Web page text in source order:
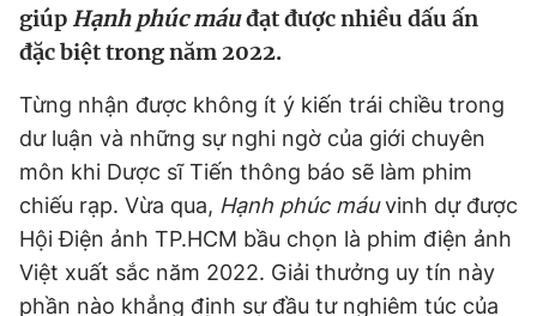
Sản phẩm khác
Tiện ích Bạn cần biết
Thông tin tòa soạn Liên hệ quảng cáo
giúp Hạnh phúc máuđạt được nhiều dấu ấn
đặc biệt trong năm 2022.
Từng nhận được không ít ý kiến trái chiều trong
dư luận và những sự nghi ngờ của giới chuyên
môn khi Dược sĩ Tiến thông báo sẽ làm phim
chiếu rạp. Vừa qua, Hạnh phúc máuvinh dự được
Hội Điện ảnh TP.HCM bầu chọn là phim điện ảnh
Việt xuất sắc năm 2022. Giải thưởng uy tín này
phần nào khẳng định sự đầu tư nghiêm túc của